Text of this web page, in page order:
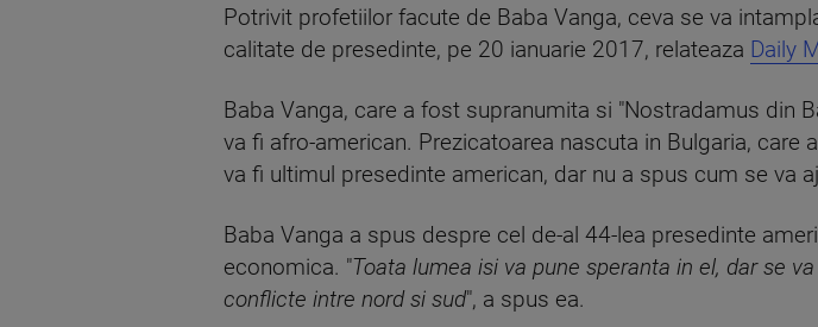
Potrivit profetiilor facute de Baba Vanga, ceva se va
calitate de presedinte, pe 20 ianuarie 2017, relateaza Daily
Baba Vanga, care a fost supranumita si "Nostradamus din
va fi afro-american. Prezicatoarea nascuta in Bulgaria,
va fi ultimul presedinte american, dar nu a spus cum se va
Baba Vanga a spus despre cel de-al 44-lea presedinte
economica. "Toata lumea isi va pune speranta in el, dar se
conflicte intre nord si sud", a spus ea.